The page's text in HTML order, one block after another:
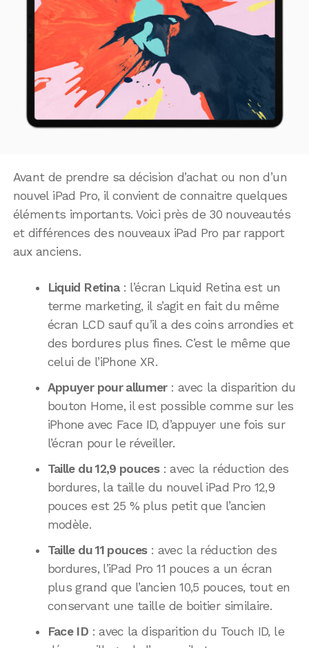
Avant de prendre sa décision d’achat ou non d’un
nouvel iPad Pro, il convient de connaitre quelques
éléments importants. Voici près de 30 nouveautés
et différences des nouveaux iPad Pro par rapport
aux anciens.
Liquid Retina: l’écran Liquid Retina est un
terme marketing, il s’agit en fait du même
écran LCD sauf qu’il a des coins arrondies et
des bordures plus fines. C’est le même que
celui de l’iPhone XR.
Appuyer pour allumer: avec la disparition du
bouton Home, il est possible comme sur les
iPhone avec Face ID, d’appuyer une fois sur
l’écran pour le réveiller.
Taille du 12,9 pouces: avec la réduction des
bordures, la taille du nouvel iPad Pro 12,9
pouces est 25 % plus petit que l’ancien
modèle.
Taille du 11 pouces: avec la réduction des
bordures, l’iPad Pro 11 pouces a un écran
plus grand que l’ancien 10,5 pouces, tout en
conservant une taille de boitier similaire.
Face ID : avec la disparition du Touch ID, le